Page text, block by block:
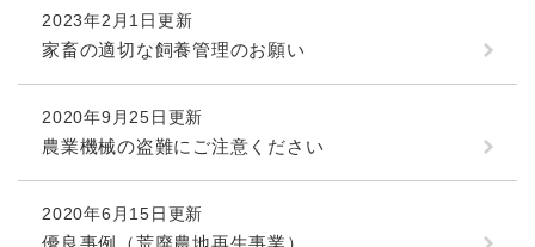
2023年2月1日更新
家畜の適切な飼養管理のお願い
2020年9月25日更新
農業機械の盗難にご注意ください
2020年6月15日更新
優良事例（荒廃農地再生事業）